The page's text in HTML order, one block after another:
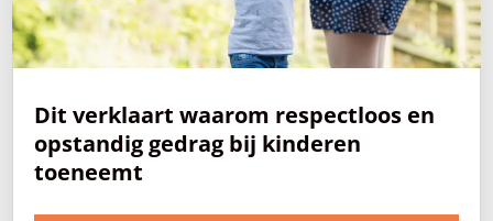
Dit verklaart waarom respectloos en
opstandig gedrag bij kinderen
toeneemt